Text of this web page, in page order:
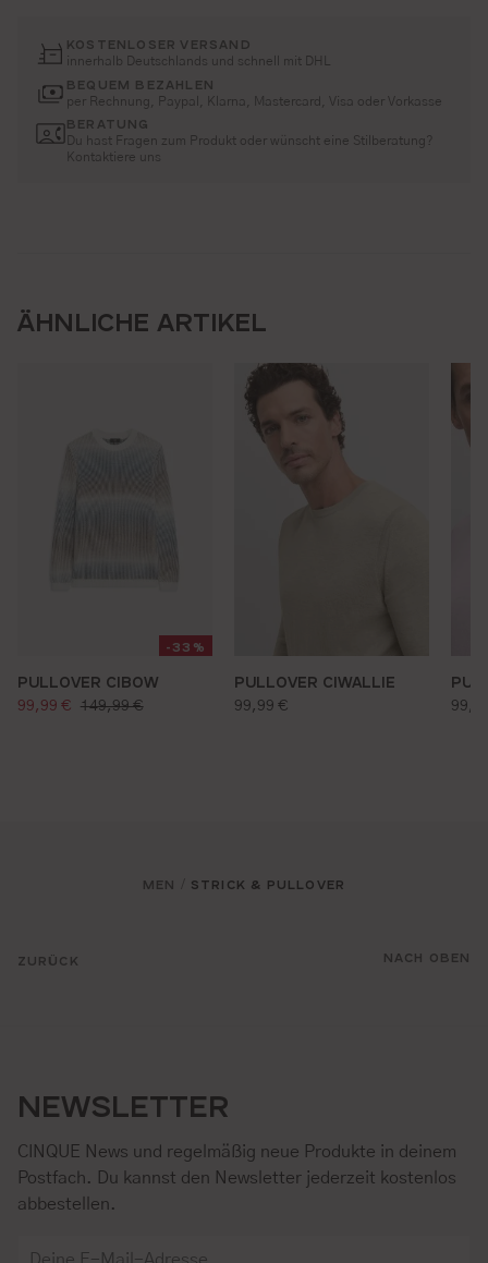
KOSTENLOSER VERSAND
innerhalb Deutschlands und schnell mit DHL
BEQUEM BEZAHLEN
per Rechnung, Paypal, Klarna, Mastercard, Visa oder Vorkasse
BERATUNG
Du hast Fragen zum Produkt oder wünscht eine Stilberatung?
Kontaktiere uns
ÄHNLICHE ARTIKEL
-33%
PULLOVER CIBOW
verkaufspreis:
99,99 € regulärer preis:
149,99 €
PULLOVER CIWALLIE
regulärer preis:
99,99 €
ZURÜCK
MEN STRICK & PULLOVER
NACH OBEN
NEWSLETTER
CINQUE News und regelmäßig neue Produkte in deinem
Postfach. Du kannst den Newsletter jederzeit kostenlos
abbestellen.